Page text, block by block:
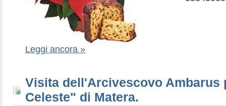
Leggi ancora »
Visita dell'Arcivescovo Ambarus
Celeste" di Matera.